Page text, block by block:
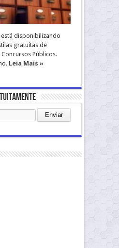
está disponibilizando
gratuitas de
Públicos.
Leia Mais »